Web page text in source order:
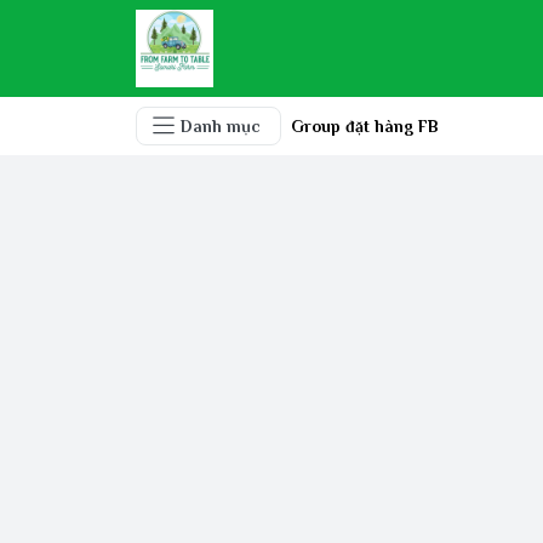
Danh mục Group đặt hàng FB